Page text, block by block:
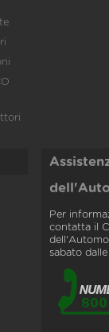
Per
contatta il
sabato